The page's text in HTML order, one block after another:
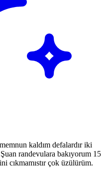
kaldım defalardır iki
randevulara bakıyorum 15
cıkmamıstır çok üzülürüm.